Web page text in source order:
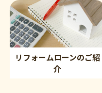
リフォームローンのご紹
介